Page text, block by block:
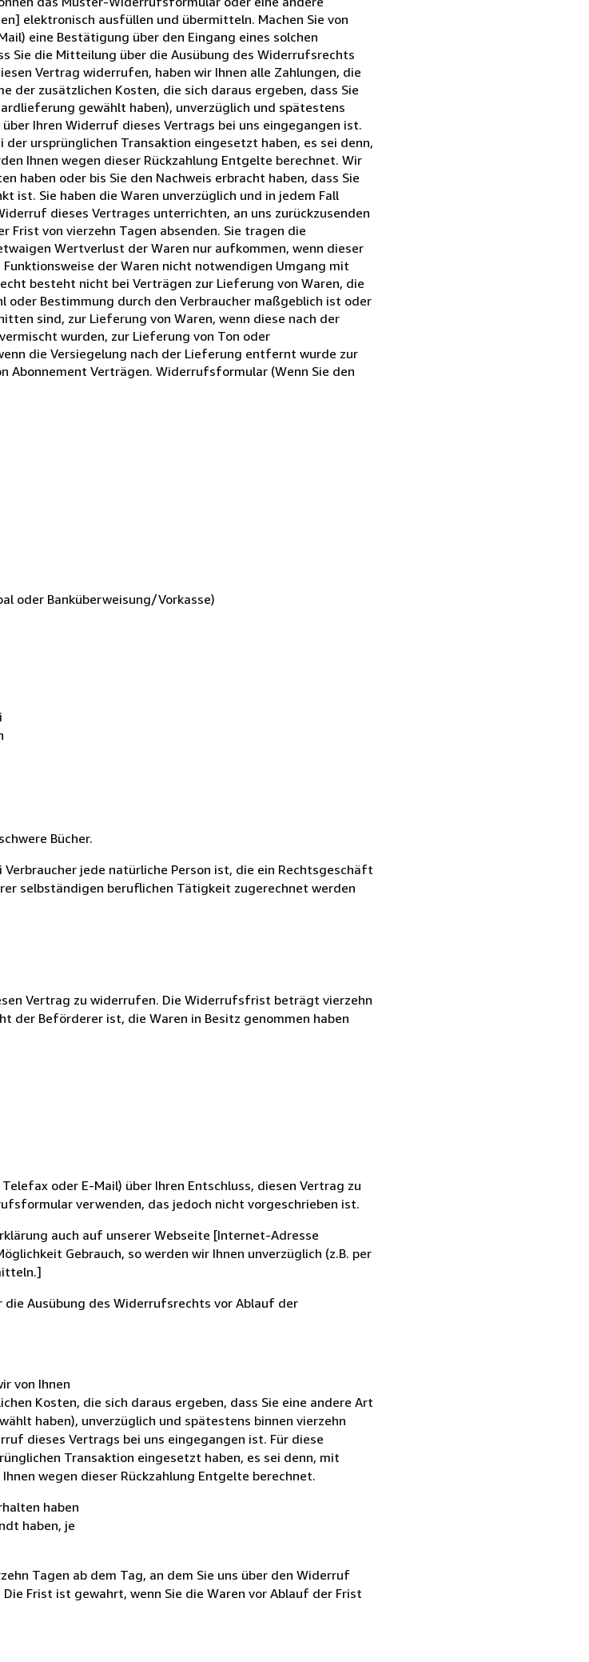
elektronisch ausfüllen und übermitteln. Machen Sie von
eine Bestätigung über den Eingang eines solchen
die Mitteilung über die Ausübung des Widerrufsrechts
Vertrag widerrufen, haben wir Ihnen alle Zahlungen, die
der zusätzlichen Kosten, die sich daraus ergeben, dass Sie
gewählt haben), unverzüglich und spätestens
Ihren Widerruf dieses Vertrags bei uns eingegangen ist.
ursprünglichen Transaktion eingesetzt haben, es sei denn,
Ihnen wegen dieser Rückzahlung Entgelte berechnet. Wir
haben oder bis Sie den Nachweis erbracht haben, dass Sie
ist. Sie haben die Waren unverzüglich und in jedem Fall
dieses Vertrages unterrichten, an uns zurückzusenden
Frist von vierzehn Tagen absenden. Sie tragen die
Wertverlust der Waren nur aufkommen, wenn dieser
der Waren nicht notwendigen Umgang mit
besteht nicht bei Verträgen zur Lieferung von Waren, die
Bestimmung durch den Verbraucher maßgeblich ist oder
sind, zur Lieferung von Waren, wenn diese nach der
wurden, zur Lieferung von Ton oder
die Versiegelung nach der Lieferung entfernt wurde zur
Verträgen. Widerrufsformular (Wenn Sie den
oder Banküberweisung/Vorkasse)
Bücher.
jede natürliche Person ist, die ein Rechtsgeschäft
selbständigen beruflichen Tätigkeit zugerechnet werden
Vertrag zu widerrufen. Die Widerrufsfrist beträgt vierzehn
der Beförderer ist, die Waren in Besitz genommen haben
oder E-Mail) über Ihren Entschluss, diesen Vertrag zu
verwenden, das jedoch nicht vorgeschrieben ist.
auch auf unserer Webseite [Internet-Adresse
Gebrauch, so werden wir Ihnen unverzüglich (z.B. per
Ausübung des Widerrufsrechts vor Ablauf der
von Ihnen
Kosten, die sich daraus ergeben, dass Sie eine andere Art
haben), unverzüglich und spätestens binnen vierzehn
dieses Vertrags bei uns eingegangen ist. Für diese
Transaktion eingesetzt haben, es sei denn, mit
wegen dieser Rückzahlung Entgelte berechnet.
haben
haben, je
Tagen ab dem Tag, an dem Sie uns über den Widerruf
Frist ist gewahrt, wenn Sie die Waren vor Ablauf der Frist